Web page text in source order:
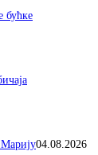
бућке
04.08.2026